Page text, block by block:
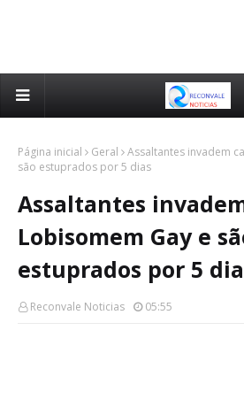
Página inicial Geral
Assaltantes invadem
são estuprados por 5 dias
Assaltantes
Lobisomem Gay e
estuprados por 5
Reconvale Noticias 05:55